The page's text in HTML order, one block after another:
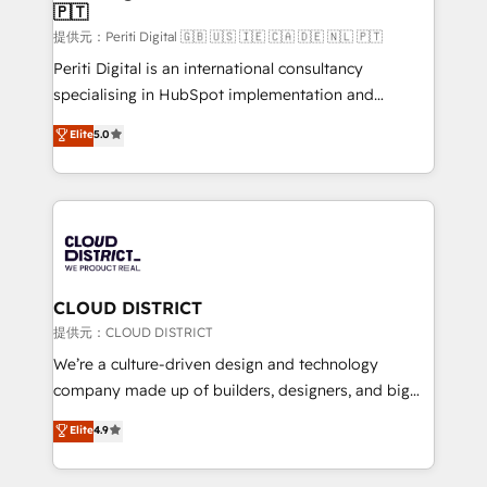
creativity. Our multicultural team works in Spanish,
Portuguese, and English to design scalable strategies
that drive measurable growth. 🌎 Highlights: • 10+
years as a HubSpot partner. • 2023 Impact Awards:
Year LATAM 2022, 2023, 2024, 2025. • Partner of the
Year 2024. • Organizer of Aliados.ai (AI, marketing &
you grow faster, smarter, and with impact.
🇵🇹
提供元：Periti Digital 🇬🇧 🇺🇸 🇮🇪 🇨🇦 🇩🇪 🇳🇱 🇵🇹
Periti Digital is an international consultancy
specialising in HubSpot implementation and
Antropic's Claude business transformation, with
offices in Dublin, Munich, Rotterdam, Lisbon, and
New York. We help organisations unlock their full
revenue potential by deeply integrating core
beyond, with HubSpot, and layering Anthropic's
Claude AI across the processes that matter most.
From automating complex workflows to surfacing
insights buried in data, we build intelligent systems
that think, connect, and scale. Our approach goes
beyond configuration. We embed ourselves in our
actually runs, and architect solutions that make
technology work harder — so their people don't
Elite5.0
CLOUD DISTRICT
提供元：CLOUD DISTRICT
We’re a culture-driven design and technology
company made up of builders, designers, and big
thinkers. We blend strategy, design, and
development—always fueled by curiosity—to turn
ideas, opportunities, and challenges into meaningful
Elite4.9